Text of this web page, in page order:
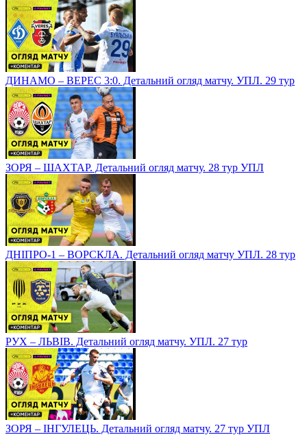
ДИНАМО – ВЕРЕС 3:0. Детальний огляд матчу. УПЛ. 29 тур
ЗОРЯ – ШАХТАР. Детальний огляд матчу. 28 тур УПЛ
ДНІПРО-1 – ВОРСКЛА. Детальний огляд матчу УПЛ. 28 тур
РУХ – ЛЬВІВ. Детальний огляд матчу. УПЛ. 27 тур
ЗОРЯ – ІНГУЛЕЦЬ. Детальний огляд матчу. 27 тур УПЛ